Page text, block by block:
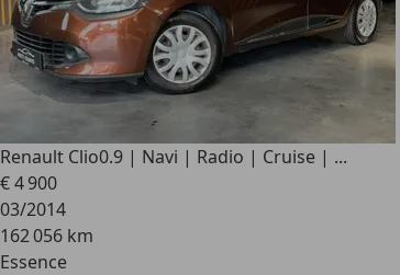
Renault Clio0.9 | Navi | Radio | Cruise | ...
€ 4 900
03/2014
162 056 km
Essence